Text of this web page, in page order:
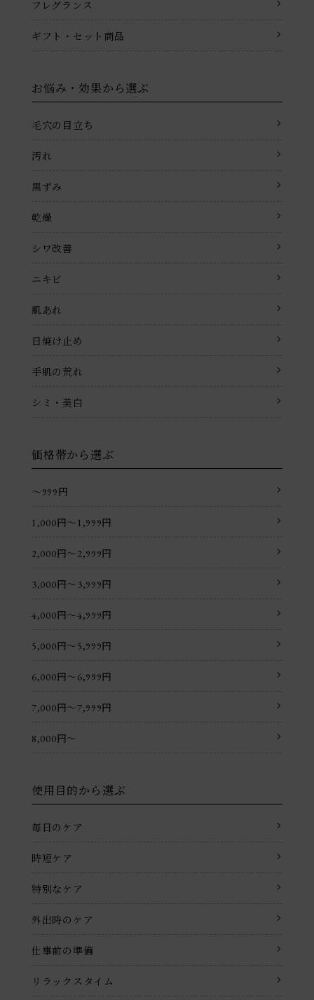
フレグランス
ギフト・セット商品
お悩み・効果から選ぶ
毛穴の目立ち
汚れ
黒ずみ
乾燥
シワ改善
ニキビ
肌あれ
日焼け止め
手肌の荒れ
シミ・美白
価格帯から選ぶ
〜999円
1,000円〜1,999円
2,000円〜2,999円
3,000円〜3,999円
4,000円〜4,999円
5,000円〜5,999円
6,000円〜6,999円
7,000円〜7,999円
8,000円〜
使用目的から選ぶ
毎日のケア
時短ケア
特別なケア
外出時のケア
仕事前の準備
リラックスタイム